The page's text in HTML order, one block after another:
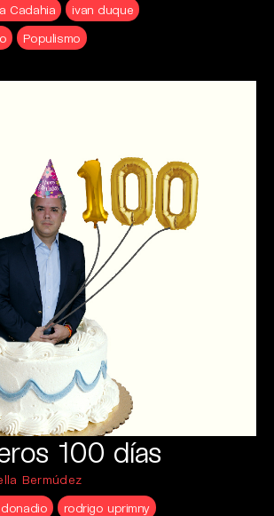
Cadahia
ivan duque
Populismo
100 días
Bermúdez
rodrigo uprimny